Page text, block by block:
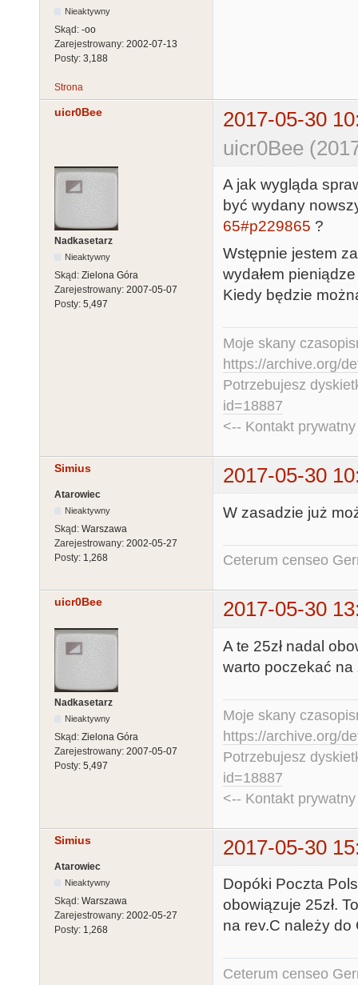
Nieaktywny
Skąd: -oo
Zarejestrowany: 2002-07-13
Posty: 3,188
Strona
uicr0Bee
2017-05-30
uicr0Bee
Nadkasetarz
Nieaktywny
Skąd: Zielona Góra
Zarejestrowany: 2007-05-07
Posty: 5,497
A jak wygląda
być wydany
65#p229865 ?
Wstępnie jestem
wydałem
Kiedy będzie
Moje skany
https://archive.org/
Potrzebujesz
id=18887
<-- Kontakt
Simius 2017-05-30
Atarowiec
Nieaktywny
Skąd: Warszawa
Zarejestrowany: 2002-05-27
Posty: 1,268
W zasadzie już
Ceterum censeo
uicr0Bee 2017-05-30
Nadkasetarz
Nieaktywny
Skąd: Zielona Góra
Zarejestrowany: 2007-05-07
Posty: 5,497
A te 25zł nadal
warto poczekać na
Moje skany
https://archive.org/
Potrzebujesz
id=18887
<-- Kontakt
Simius 2017-05-30
Atarowiec
Nieaktywny
Skąd: Warszawa
Zarejestrowany: 2002-05-27
Posty: 1,268
Dopóki Poczta
obowiązuje 25zł.
na rev.C należy do
Ceterum censeo